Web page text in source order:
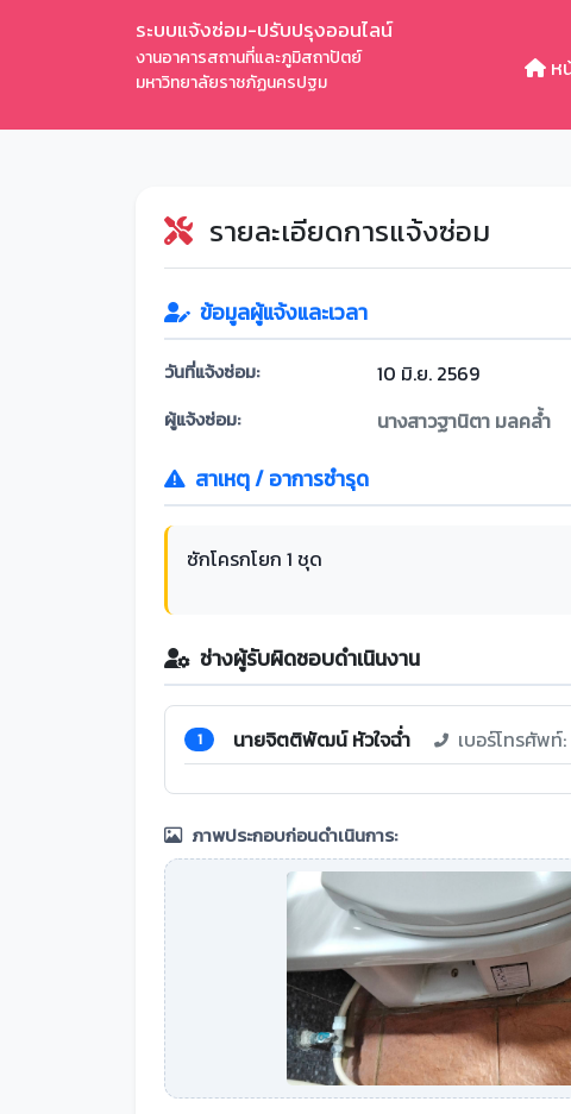
ระบบแจ้งซ่อม-ปรับปรุงออนไลน์
งานอาคารสถานที่และภูมิสถาปัตย์
มหาวิทยาลัยราชภัฏนครปฐม
ห
รายละเอียดการแจ้งซ่อม
ข้อมูลผู้แจ้งและเวลา
วันที่แจ้งซ่อม: 10 มิ.ย. 2569
ผู้แจ้งซ่อม: นางสาวฐานิตา มลคล้ำ
สาเหตุ / อาการชำรุด
ซักโครกโยก 1 ชุด
ช่างผู้รับผิดชอบดำเนินงาน
1 นายจิตติพัฒน์ หัวใจฉ่ำ เบอร์โทรศัพท์
ภาพประกอบก่อนดำเนินการ: